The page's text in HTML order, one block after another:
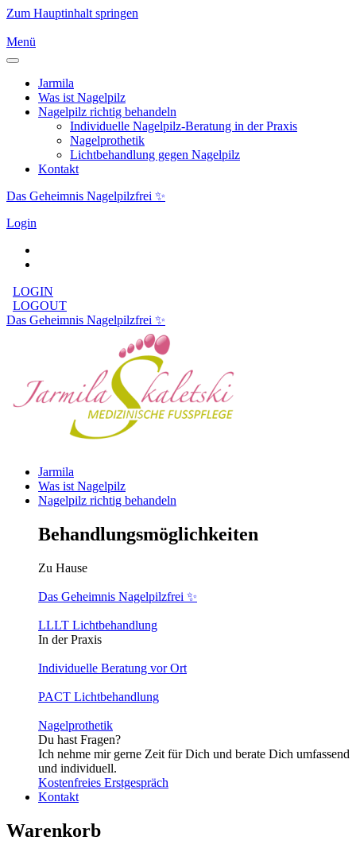
Zum Hauptinhalt springen
Menü
Jarmila
Was ist Nagelpilz
Nagelpilz richtig behandeln
Individuelle Nagelpilz-Beratung in der Praxis
Nagelprothetik
Lichtbehandlung gegen Nagelpilz
Kontakt
Das Geheimnis Nagelpilzfrei ✨
Login
LOGIN
LOGOUT
Das Geheimnis Nagelpilzfrei ✨
Jarmila
Was ist Nagelpilz
Nagelpilz richtig behandeln
Behandlungsmöglichkeiten
Zu Hause
Das Geheimnis Nagelpilzfrei ✨
LLLT Lichtbehandlung
In der Praxis
Individuelle Beratung vor Ort
PACT Lichtbehandlung
Nagelprothetik
Du hast Fragen?
Ich nehme mir gerne Zeit für Dich und berate Dich umfassend
und individuell.
Kostenfreies Erstgespräch
Kontakt
Warenkorb